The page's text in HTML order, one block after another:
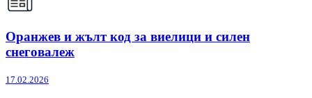
Оранжев и жълт код за виелици и силен
снеговалеж
17.02.2026